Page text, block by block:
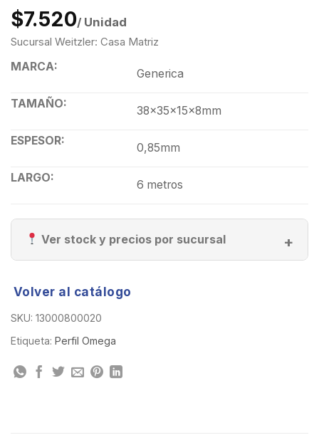
$7.520/ Unidad
Sucursal Weitzler: Casa Matriz
MARCA:
Generica
TAMAÑO:
38x35x15x8mm
ESPESOR:
0,85mm
LARGO:
6 metros
Ver stock y precios por sucursal
Volver al catálogo
SKU: 13000800020
Etiqueta: Perfil Omega